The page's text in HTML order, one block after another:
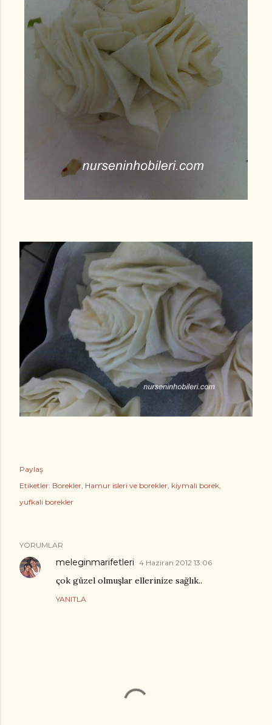
Paylaş
Etiketler: Borekler Hamur isleri ve borekler kiymali borek
yufkali borekler
YORUMLAR
meleginmarifetleri 4 Haziran 2012 13:06
çok güzel olmuşlar ellerinize sağlık..
YANITLA